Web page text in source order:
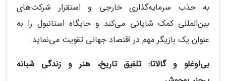
به جذب سرمایه‌گذاری خارجی و استقرار شرکت‌های
بین‌المللی کمک شایانی می‌کند و جایگاه استانبول را به
عنوان یک بازیگر مهم در اقتصاد جهانی تقویت می‌نماید.
بی‌اوغلو و گالاتا: تلفیق تاریخ، هنر و زندگی شبانه